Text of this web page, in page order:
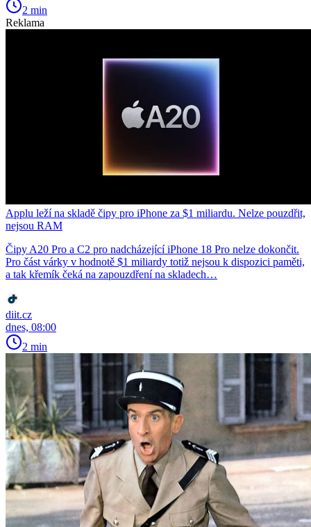
2 min
Reklama
Applu leží na skladě čipy pro iPhone za $1 miliardu. Nelze pouzdřit,
nejsou RAM
Čipy A20 Pro a C2 pro nadcházející iPhone 18 Pro nelze dokončit.
Pro část várky v hodnotě $1 miliardy totiž nejsou k dispozici paměti,
a tak křemík čeká na zapouzdření na skladech…
diit.cz
dnes, 08:00
2 min